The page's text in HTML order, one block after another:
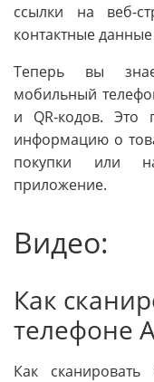
ссылки на веб-
контактные
Теперь вы
мобильный
и QR-кодов. Это
информацию о
покупки или
приложение.
Видео:
Как
телефоне
Как